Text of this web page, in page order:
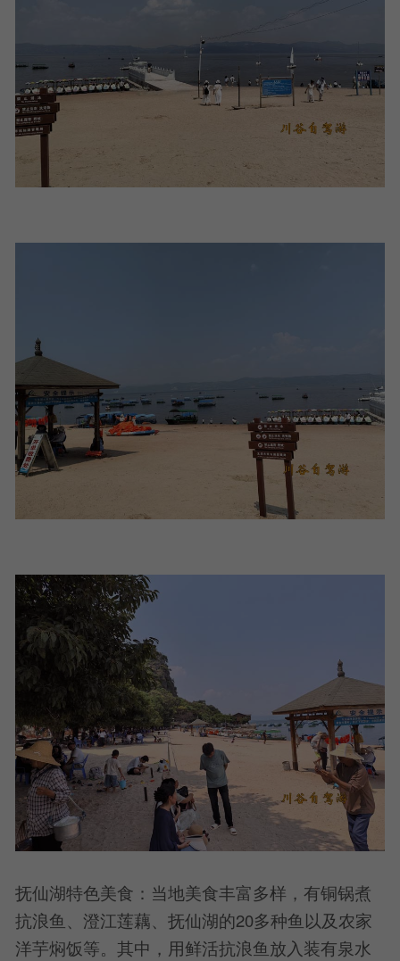
抚仙湖特色美食：当地美食丰富多样，有铜锅煮
抗浪鱼、澄江莲藕、抚仙湖的20多种鱼以及农家
洋芋焖饭等。其中，用鲜活抗浪鱼放入装有泉水